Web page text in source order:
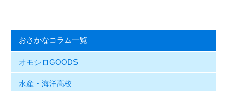
おさかなコラム一覧
オモシロGOODS
水産・海洋高校